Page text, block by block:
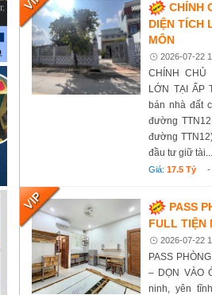
CHÍNH
DIỆN TÍCH
MÔN
2026-07-22
CHÍNH CHỦ
LỚN TẠI ẤP
bán nhà đất
đường
đường
đầu tư giữ
Giá:17.5 Tỷ
PASS
FULL TIỆN
2026-07-22
PASS
– DỌN VÀO
ninh, yên